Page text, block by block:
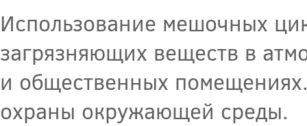
Использование мешочных
загрязняющих веществ в
и общественных
охраны окружающей среды.